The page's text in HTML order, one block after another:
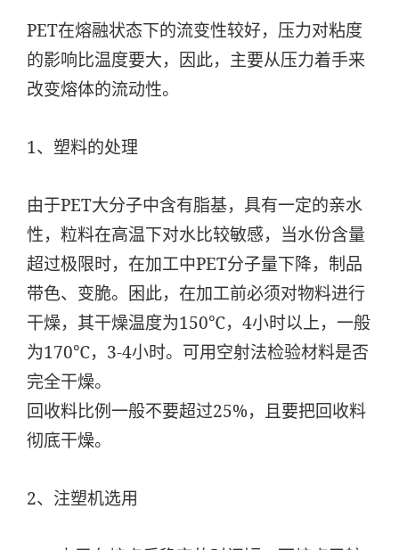
PET在熔融状态下的流变性较好，压力对粘度
的影响比温度要大，因此，主要从压力着手来
改变熔体的流动性。
1、塑料的处理
由于PET大分子中含有脂基，具有一定的亲水
性，粒料在高温下对水比较敏感，当水份含量
超过极限时，在加工中PET分子量下降，制品
带色、变脆。困此，在加工前必须对物料进行
干燥，其干燥温度为150℃，4小时以上，一般
为170℃，3-4小时。可用空射法检验材料是否
完全干燥。
回收料比例一般不要超过25%，且要把回收料
彻底干燥。
2、注塑机选用